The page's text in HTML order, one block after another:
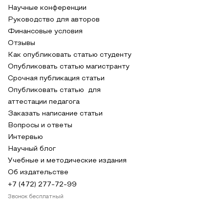
Научные конференции
Руководство для авторов
Финансовые условия
Отзывы
Как опубликовать статью студенту
Опубликовать статью магистранту
Срочная публикация статьи
Опубликовать статью для
аттестации педагога
Заказать написание статьи
Вопросы и ответы
Интервью
Научный блог
Учебные и методические издания
Об издательстве
+7 (472) 277-72-99
Звонок бесплатный